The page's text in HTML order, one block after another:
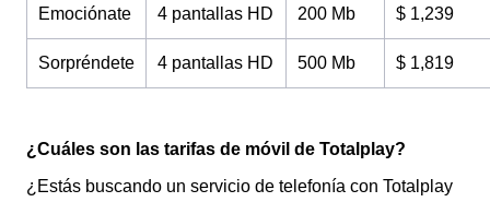
Emociónate 4 pantallas HD 200 Mb $ 1,239
Sorpréndete 4 pantallas HD 500 Mb $ 1,819
¿Cuáles son las tarifas de móvil de Totalplay?
¿Estás buscando un servicio de telefonía con Totalplay